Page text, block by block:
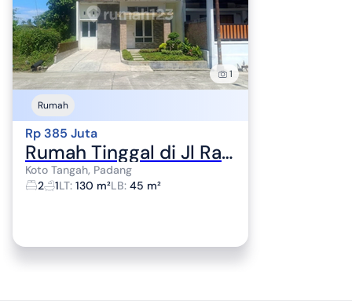
1
Rumah
Rp 385 Juta
Rumah Tinggal di Jl Raya Air Dingin/ Jl Ahmad Khatib Perumahan Green Kartika Residence Blok A 2-3
Koto Tangah, Padang
2
1LT: 130 m²LB: 45 m²